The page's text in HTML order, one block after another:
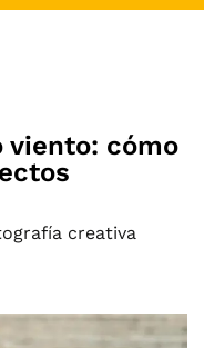
viento: cómo
creativa